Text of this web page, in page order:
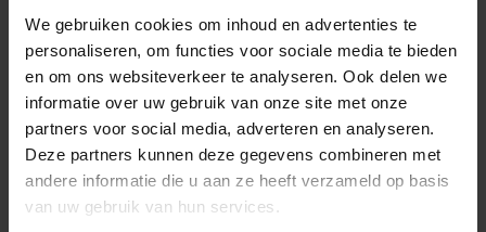
We gebruiken cookies om inhoud en advertenties te
personaliseren, om functies voor sociale media te bieden
en om ons websiteverkeer te analyseren. Ook delen we
informatie over uw gebruik van onze site met onze
partners voor social media, adverteren en analyseren.
Deze partners kunnen deze gegevens combineren met
andere informatie die u aan ze heeft verzameld op basis
van uw gebruik van hun services.